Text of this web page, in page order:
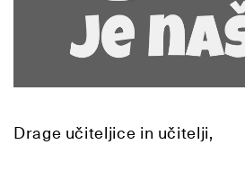
Drage učiteljice in učitelji,